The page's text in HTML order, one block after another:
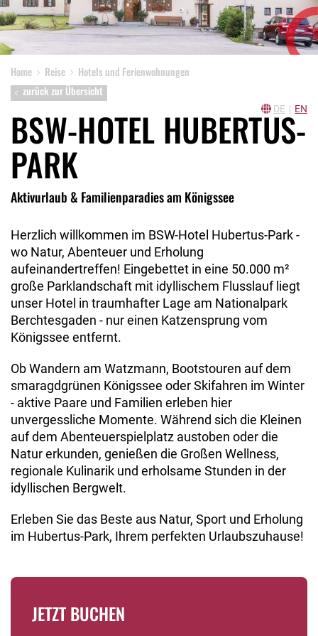
Home Reise
Hotels und Ferienwohnungen
zurück zur Übersicht
DE | EN
BSW-HOTEL HUBERTUS-
PARK
Aktivurlaub & Familienparadies am Königssee
Herzlich willkommen im BSW-Hotel Hubertus-Park -
wo Natur, Abenteuer und Erholung
aufeinandertreffen! Eingebettet in eine 50.000 m²
große Parklandschaft mit idyllischem Flusslauf liegt
unser Hotel in traumhafter Lage am Nationalpark
Berchtesgaden - nur einen Katzensprung vom
Königssee entfernt.
Ob Wandern am Watzmann, Bootstouren auf dem
smaragdgrünen Königssee oder Skifahren im Winter
- aktive Paare und Familien erleben hier
unvergessliche Momente. Während sich die Kleinen
auf dem Abenteuerspielplatz austoben oder die
Natur erkunden, genießen die Großen Wellness,
regionale Kulinarik und erholsame Stunden in der
idyllischen Bergwelt.
Erleben Sie das Beste aus Natur, Sport und Erholung
im Hubertus-Park, Ihrem perfekten Urlaubszuhause!
JETZT BUCHEN